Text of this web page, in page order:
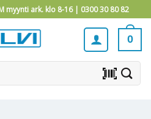
myynti ark. klo 8-16 | 0300 30 80 82
0
barcode_scanner